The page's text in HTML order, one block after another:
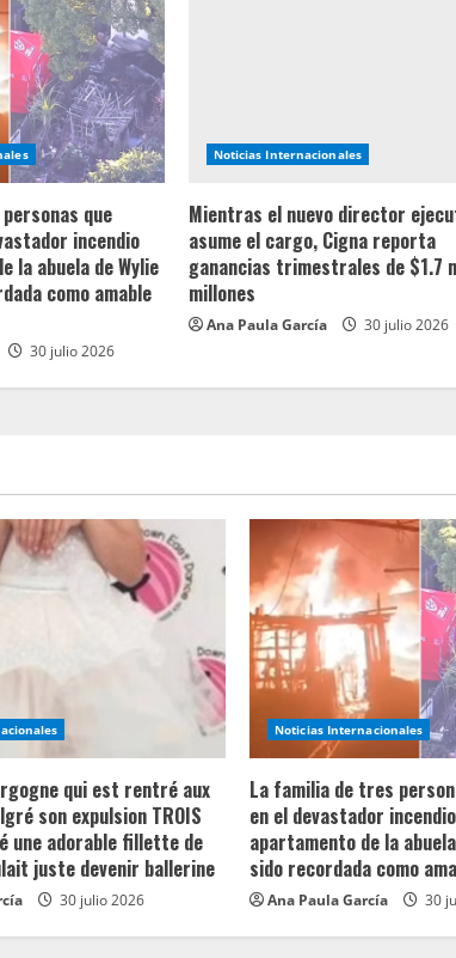
que
incendio
la abuela de Wylie
como amable
30 julio 2026
Noticias Internacionales
Mientras el nuevo director
asume el cargo, Cigna reporta
ganancias trimestrales de $1.7
millones
Ana Paula García 30 julio 2026
qui est rentré aux
son expulsion TROIS
une adorable fillette de
juste devenir ballerine
30 julio 2026
Noticias Internacionales
La familia de tres
en el devastador
apartamento de la
sido recordada como
Ana Paula García 30